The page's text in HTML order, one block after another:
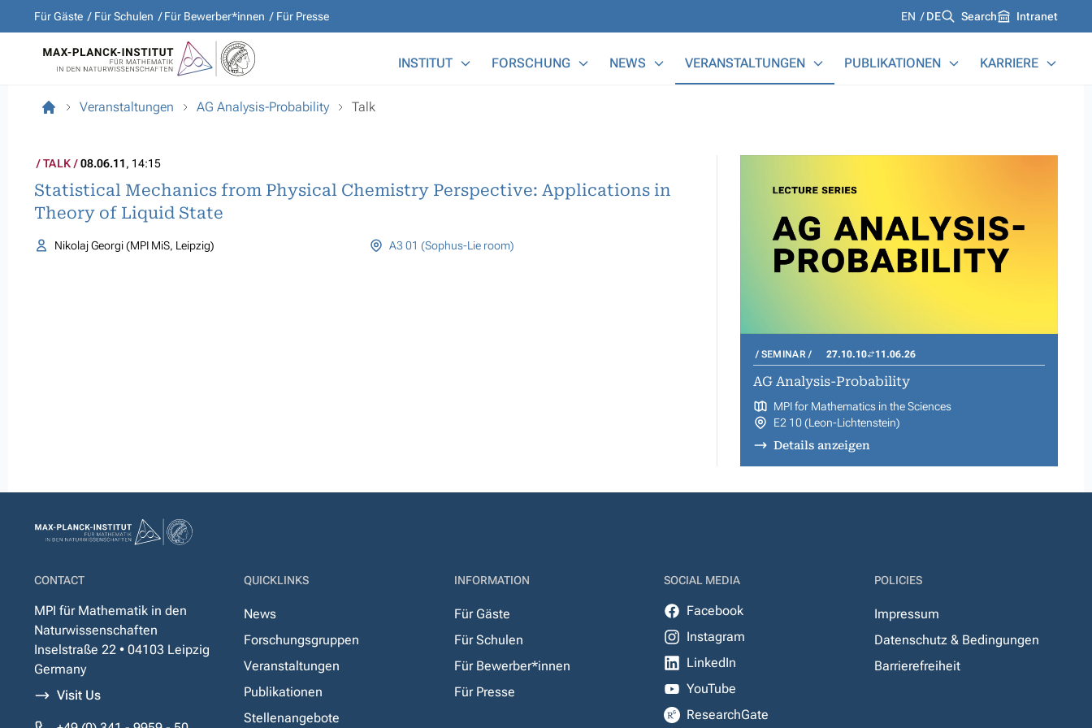
Für Gäste Für Schulen Für Bewerber*innen Für Presse Languages
EN DE Search Intranet
INSTITUT FORSCHUNG NEWS VERANSTALTUNGEN PUBLIKATIONEN KARRIERE
Veranstaltungen AG Analysis-Probability Talk
TALK 08.06.11, 14:15
Statistical Mechanics from Physical Chemistry Perspective: Applications in
Theory of Liquid State
Nikolaj Georgi (MPI MiS, Leipzig) A3 01 (Sophus-Lie room)
SEMINAR 27.10.10 11.06.26
AG Analysis-Probability
MPI for Mathematics in the Sciences
E2 10 (Leon-Lichtenstein)
Details anzeigen
CONTACT
MPI für Mathematik in den
Naturwissenschaften
Inselstraße 22 • 04103 Leipzig
Germany
Visit Us
QUICKLINKS
News
Forschungsgruppen
Veranstaltungen
Publikationen
Stellenangebote
INFORMATION
Für Gäste
Für Schulen
Für Bewerber*innen
Für Presse
SOCIAL MEDIA
Facebook
Instagram
LinkedIn
YouTube
ResearchGate
POLICIES
Impressum
Datenschutz & Bedingungen
Barrierefreiheit